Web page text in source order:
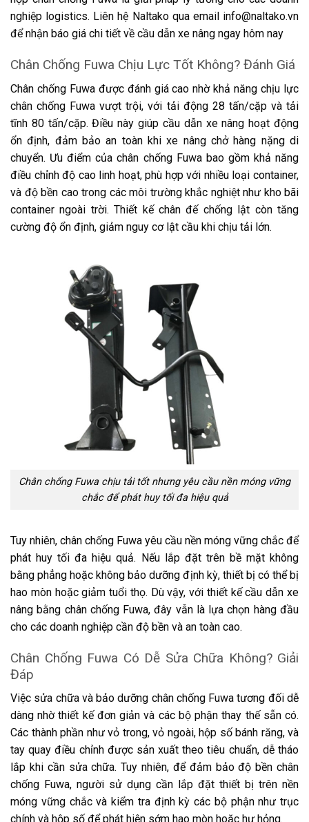
nghiệp logistics. Liên hệ Naltako qua email info@naltako.vn
để nhận báo giá chi tiết về cầu dẫn xe nâng ngay hôm nay
Chân Chống Fuwa Chịu Lực Tốt Không? Đánh Giá
Chân chống Fuwa được đánh giá cao nhờ khả năng chịu lực
chân chống Fuwa vượt trội, với tải động 28 tấn/cặp và tải
tĩnh 80 tấn/cặp. Điều này giúp cầu dẫn xe nâng hoạt động
ổn định, đảm bảo an toàn khi xe nâng chở hàng nặng di
chuyển. Ưu điểm của chân chống Fuwa bao gồm khả năng
điều chỉnh độ cao linh hoạt, phù hợp với nhiều loại container,
và độ bền cao trong các môi trường khắc nghiệt như kho bãi
container ngoài trời. Thiết kế chân đế chống lật còn tăng
cường độ ổn định, giảm nguy cơ lật cầu khi chịu tải lớn.
Chân chống Fuwa chịu tải tốt nhưng yêu cầu nền móng vững
chắc để phát huy tối đa hiệu quả
Tuy nhiên, chân chống Fuwa yêu cầu nền móng vững chắc để
phát huy tối đa hiệu quả. Nếu lắp đặt trên bề mặt không
bằng phẳng hoặc không bảo dưỡng định kỳ, thiết bị có thể bị
hao mòn hoặc giảm tuổi thọ. Dù vậy, với thiết kế cầu dẫn xe
nâng bằng chân chống Fuwa, đây vẫn là lựa chọn hàng đầu
cho các doanh nghiệp cần độ bền và an toàn cao.
Chân Chống Fuwa Có Dễ Sửa Chữa Không? Giải
Đáp
Việc sửa chữa và bảo dưỡng chân chống Fuwa tương đối dễ
dàng nhờ thiết kế đơn giản và các bộ phận thay thế sẵn có.
Các thành phần như vỏ trong, vỏ ngoài, hộp số bánh răng, và
tay quay điều chỉnh được sản xuất theo tiêu chuẩn, dễ tháo
lắp khi cần sửa chữa. Tuy nhiên, để đảm bảo độ bền chân
chống Fuwa, người sử dụng cần lắp đặt thiết bị trên nền
móng vững chắc và kiểm tra định kỳ các bộ phận như trục
chính và hộp số để phát hiện sớm hao mòn hoặc hư hỏng.